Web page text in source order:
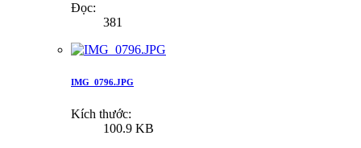
Đọc:
381
IMG_0796.JPG
Kích thước:
100.9 KB